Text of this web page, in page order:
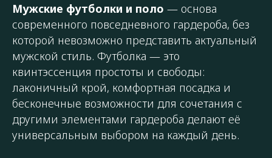
Мужские футболки и поло — основа
современного повседневного гардероба, без
которой невозможно представить актуальный
мужской стиль. Футболка — это
квинтэссенция простоты и свободы:
лаконичный крой, комфортная посадка и
бесконечные возможности для сочетания с
другими элементами гардероба делают её
универсальным выбором на каждый день.